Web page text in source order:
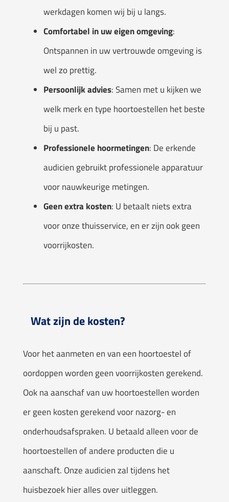
werkdagen komen wij bij u langs.
Comfortabel in uw eigen omgeving:
Ontspannen in uw vertrouwde omgeving is
wel zo prettig.
Persoonlijkadvies: Samen met u kijken we
welk merk en type hoortoestellen het beste
bij u past.
Professionele hoormetingen: De erkende
audicien gebruikt professionele apparatuur
voor nauwkeurige metingen.
Geen extra kosten: U betaalt niets extra
voor onze thuisservice, en er zijn ook geen
voorrijkosten.
Wat zijn de kosten?
Voor het aanmeten en van een hoortoestel of
oordoppen worden geen voorrijkosten gerekend.
Ook na aanschaf van uw hoortoestellen worden
er geen kosten gerekend voor nazorg- en
onderhoudsafspraken. U betaald alleen voor de
hoortoestellen of andere producten die u
aanschaft. Onze audicien zal tijdens het
huisbezoek hier alles over uitleggen.